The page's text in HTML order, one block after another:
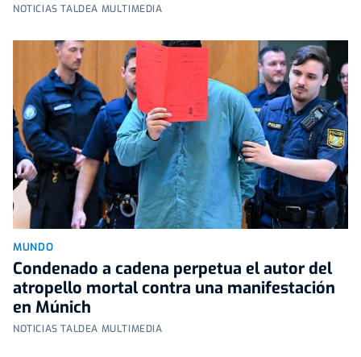
NOTICIAS TALDEA MULTIMEDIA
MUNDO
Condenado a cadena perpetua el autor del
atropello mortal contra una manifestación
en Múnich
NOTICIAS TALDEA MULTIMEDIA